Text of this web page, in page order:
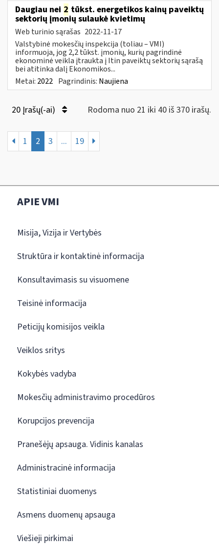
Daugiau nei 2 tūkst. energetikos kainų paveiktų
sektorių įmonių sulaukė kvietimų
Web turinio sąrašas 2022-11-17
Valstybinė mokesčių inspekcija (toliau – VMI)
informuoja, jog 2,2 tūkst. įmonių, kurių pagrindinė
ekonominė veikla įtraukta į Itin paveiktų sektorių sąrašą
bei atitinka dalį Ekonomikos...
Metai: 2022 Pagrindinis: Naujiena
20 Įrašų(-ai) Rodoma nuo 21 iki 40 iš 370 irašų.
1 2 3 ... 19
APIE VMI
Misija, Vizija ir Vertybės
Struktūra ir kontaktinė informacija
Konsultavimasis su visuomene
Teisinė informacija
Peticijų komisijos veikla
Veiklos sritys
Kokybės vadyba
Mokesčių administravimo procedūros
Korupcijos prevencija
Pranešėjų apsauga. Vidinis kanalas
Administracinė informacija
Statistiniai duomenys
Asmens duomenų apsauga
Viešieji pirkimai